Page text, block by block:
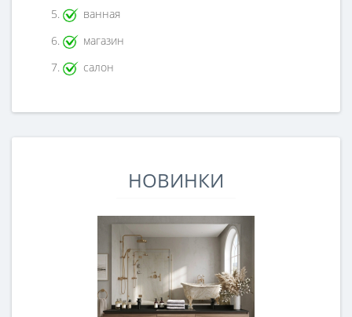
ванная
магазин
салон
НОВИНКИ